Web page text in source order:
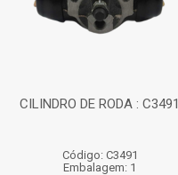
CILINDRO DE RODA : C3491
Código: C3491
Embalagem: 1